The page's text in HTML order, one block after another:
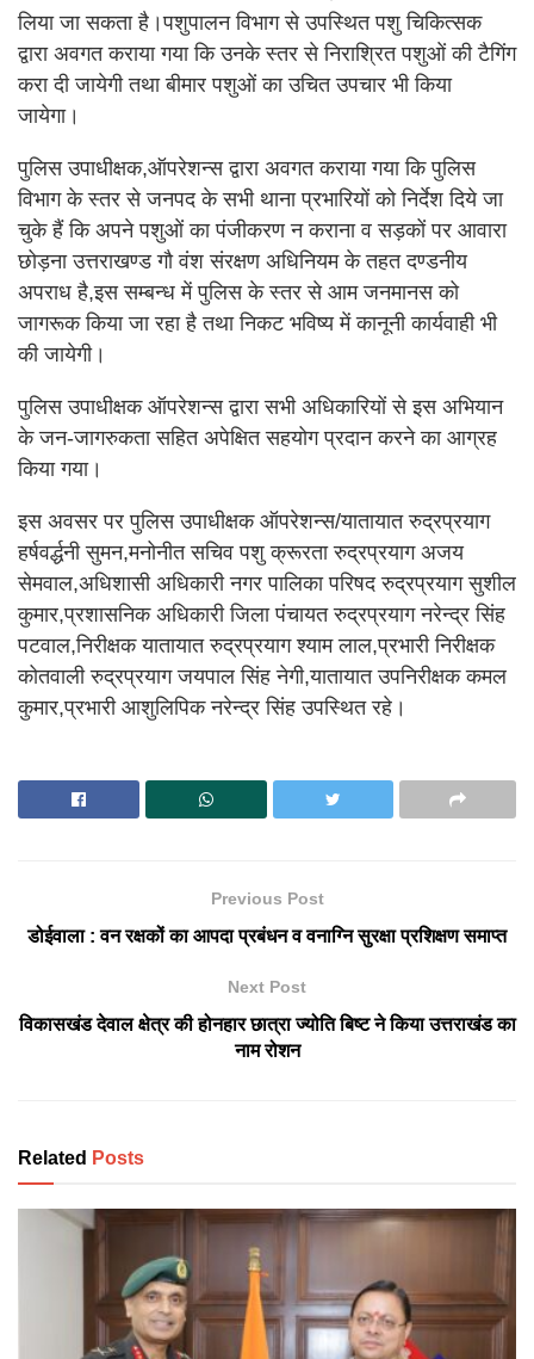
लिया जा सकता है।पशुपालन विभाग से उपस्थित पशु चिकित्सक
द्वारा अवगत कराया गया कि उनके स्तर से निराश्रित पशुओं की टैगिंग
करा दी जायेगी तथा बीमार पशुओं का उचित उपचार भी किया
जायेगा।
पुलिस उपाधीक्षक,ऑपरेशन्स द्वारा अवगत कराया गया कि पुलिस
विभाग के स्तर से जनपद के सभी थाना प्रभारियों को निर्देश दिये जा
चुके हैं कि अपने पशुओं का पंजीकरण न कराना व सड़कों पर आवारा
छोड़ना उत्तराखण्ड गौ वंश संरक्षण अधिनियम के तहत दण्डनीय
अपराध है,इस सम्बन्ध में पुलिस के स्तर से आम जनमानस को
जागरूक किया जा रहा है तथा निकट भविष्य में कानूनी कार्यवाही भी
की जायेगी।
पुलिस उपाधीक्षक ऑपरेशन्स द्वारा सभी अधिकारियों से इस अभियान
के जन-जागरुकता सहित अपेक्षित सहयोग प्रदान करने का आग्रह
किया गया।
इस अवसर पर पुलिस उपाधीक्षक ऑपरेशन्स/यातायात रुद्रप्रयाग
हर्षवर्द्धनी सुमन,मनोनीत सचिव पशु क्रूरता रुद्रप्रयाग अजय
सेमवाल,अधिशासी अधिकारी नगर पालिका परिषद रुद्रप्रयाग सुशील
कुमार,प्रशासनिक अधिकारी जिला पंचायत रुद्रप्रयाग नरेन्द्र सिंह
पटवाल,निरीक्षक यातायात रुद्रप्रयाग श्याम लाल,प्रभारी निरीक्षक
कोतवाली रुद्रप्रयाग जयपाल सिंह नेगी,यातायात उपनिरीक्षक कमल
कुमार,प्रभारी आशुलिपिक नरेन्द्र सिंह उपस्थित रहे।
Previous Post
डोईवाला : वन रक्षकों का आपदा प्रबंधन व वनाग्नि सुरक्षा प्रशिक्षण समाप्त
Next Post
विकासखंड देवाल क्षेत्र की होनहार छात्रा ज्योति बिष्ट ने किया उत्तराखंड का
नाम रोशन
Related Posts